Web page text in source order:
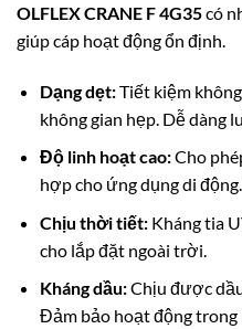
OLFLEX CRANE F 4G35có
giúp cáp hoạt động ổn định.
Dạng dẹt:Tiết kiệm
không gian hẹp. Dễ dàng
Độ linh hoạt cao:Cho
hợp cho ứng dụng di
Chịu thời tiết:Kháng tia
cho lắp đặt ngoài trời.
Kháng dầu:Chịu được
Đảm bảo hoạt động